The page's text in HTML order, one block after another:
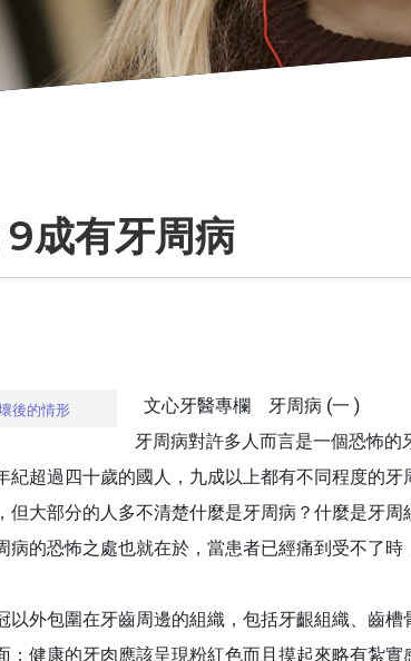
成有牙周病
後的情形
文心牙醫專欄 牙周病 (一 )
牙周病對許多人而言是一個恐怖的
紀超過四十歲的國人，九成以上都有不同程度的牙
大部分的人多不清楚什麼是牙周病？什麼是牙
的恐怖之處也就在於，當患者已經痛到受不了
外包圍在牙齒周邊的組織，包括牙齦組織、齒
健康的牙肉應該呈現粉紅色而且摸起來略有紮